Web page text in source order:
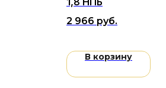
2 966 руб.
В корзину